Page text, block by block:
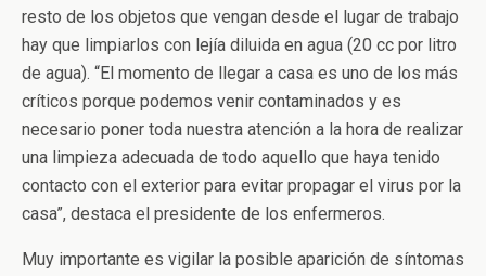
resto de los objetos que vengan desde el lugar de trabajo
hay que limpiarlos con lejía diluida en agua (20 cc por litro
de agua). “El momento de llegar a casa es uno de los más
críticos porque podemos venir contaminados y es
necesario poner toda nuestra atención a la hora de realizar
una limpieza adecuada de todo aquello que haya tenido
contacto con el exterior para evitar propagar el virus por la
casa”, destaca el presidente de los enfermeros.
Muy importante es vigilar la posible aparición de síntomas